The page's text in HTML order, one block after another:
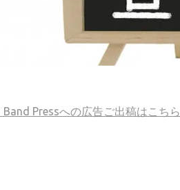
Pressへの広告ご出稿はこちら